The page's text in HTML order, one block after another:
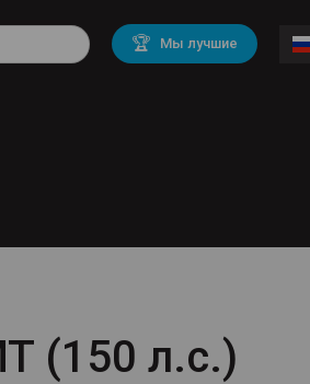
🏆 Мы лучшие
Mitsubishi BMW
Chevrolet Mercedes Benz
(150 л.с.)